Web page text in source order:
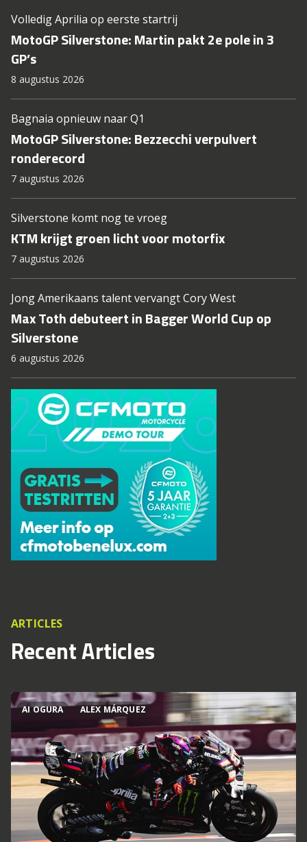
Volledig Aprilia op eerste startrij
MotoGP Silverstone: Martin pakt 2e pole in 3
GP’s
8 augustus 2026
Bagnaia opnieuw naar Q1
MotoGP Silverstone: Bezzecchi verpulvert
ronderecord
7 augustus 2026
Silverstone komt nog te vroeg
KTM krijgt groen licht voor motorfix
7 augustus 2026
Jong Amerikaans talent vervangt Cory West
Max Toth debuteert in Bagger World Cup op
Silverstone
6 augustus 2026
ARTICLES
Recent Articles
AI OGURA ALEX MÁRQUEZ